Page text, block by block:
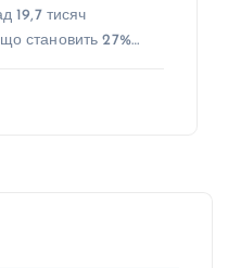
19,7 тисяч
становить 27%…